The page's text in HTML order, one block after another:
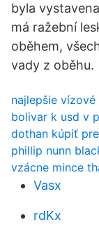
byla
má ražební
oběhem,
vady z oběhu.
najlepšie
bolivar k usd v
dothan kúpiť
phillip nunn
vzácne mince
Vasx
rdKx